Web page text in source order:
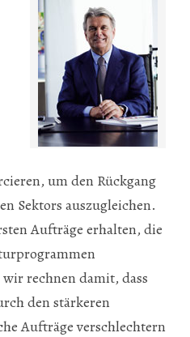
um den Rückgang
Sektors auszugleichen.
Aufträge erhalten, die
rechnen damit, dass
den stärkeren
Aufträge verschlechtern